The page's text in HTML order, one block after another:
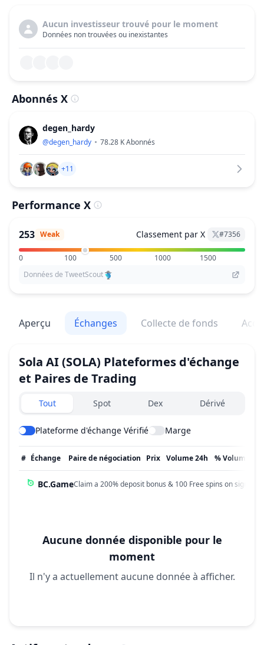
Aucun investisseur trouvé pour le moment
Données non trouvées ou inexistantes
Abonnés X
degen_hardy
@degen_hardy 78.28 KAbonnés
+11
Performance X
253 Weak Classement par X #7356
0 100 500 1000
1500
Données de TweetScout
Aperçu Échanges Collecte de fonds
Sola AI(SOLA) Plateformes d'échange
et Paires de Trading
Exchanges type
Tout Spot Dex Dérivé
Plateforme d'échange Vérifié Marge
# Échange Paire de négociation Prix Volume 24h % Volume
BC.GameClaim a 200% deposit bonus & 100 Free spins on sign up!
Aucune donnée disponible pour le
moment
Il n'y a actuellement aucune donnée à afficher.